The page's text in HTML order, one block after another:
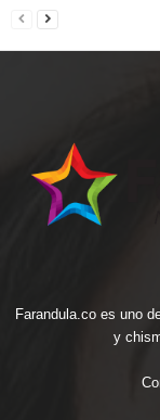
Farandula.co es uno
y